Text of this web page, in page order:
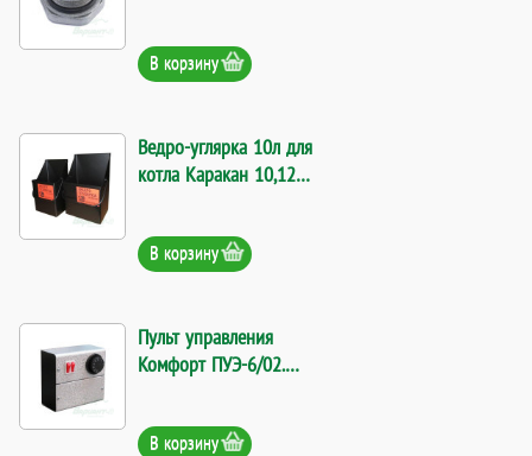
В корзину
Ведро-углярка 10л для
котла Каракан 10,12
В корзину
Пульт управления
Комфорт ПУЭ-6/02.
В корзину